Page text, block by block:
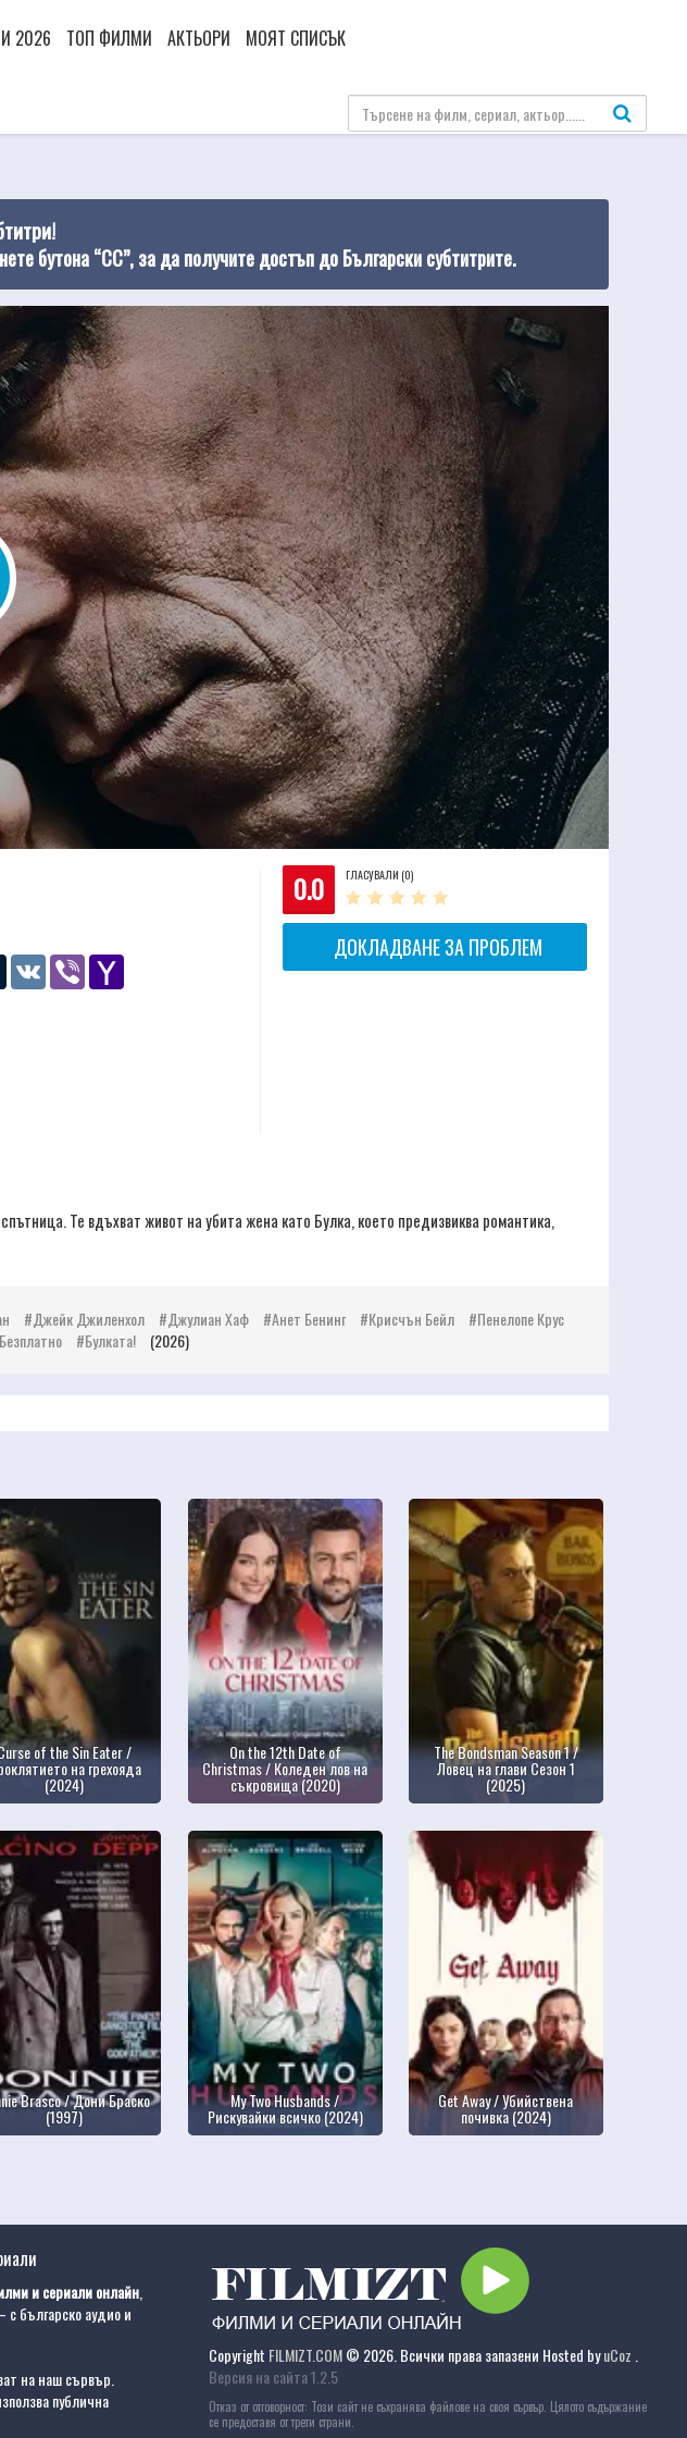
2026 ТОП ФИЛМИ АКТЬОРИ МОЯТ СПИСЪК
бутона “CC”, за да получите достъп до Български субтитрите.
0.0 ГЛАСУВАЛИ (0)
ДОКЛАДВАНЕ ЗА ПРОБЛЕМ
Tumblr VK Viber
Те вдъхват живот на убита жена като Булка, което предизвиква романтика,
Джейк Джиленхол Джулиан Хаф Анет Бенинг Крисчън Бейл
Пенелопе Крус
Булката! (2026)
of the Sin Eater /
на грехояда
(2024)
On the 12th Date of
Christmas / Коледен лов на
съкровища (2020)
The Bondsman Season 1 /
Ловец на глави Сезон 1
(2025)
Brasco / Дони Браско
(1997)
My Two Husbands /
Рискувайки всичко (2024)
Get Away / Убийствена
почивка (2024)
и сериали онлайн
българско аудио и
на наш сървър.
публична
Copyright FILMIZT.COM© 2026. Всички права запазени Hosted byuCoz
Версия на сайта 1.2.5
Отказ от отговорност: Този сайт не съхранява файлове на своя сървър. Цялото съдържание
се предоставя от трети страни.